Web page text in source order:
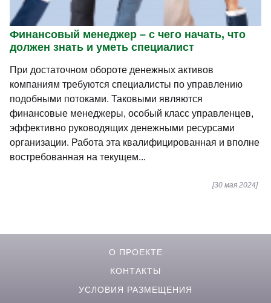
Финансовый менеджер – с чего начать, что
должен знать и уметь специалист
При достаточном обороте денежных активов
компаниям требуются специалисты по управлению
подобными потоками. Таковыми являются
финансовые менеджеры, особый класс управленцев,
эффективно руководящих денежными ресурсами
организации. Работа эта квалифицированная и вполне
востребованная на текущем...
[30 мая 2024]
О ПРОЕКТЕ
КОНТАКТЫ
УСЛОВИЯ РАЗМЕЩЕНИЯ